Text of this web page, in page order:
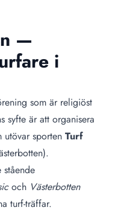
—
i
som är religiöst
syfte är att organisera
utövar sporten Turf
och Västerbotten
turf-träffar.